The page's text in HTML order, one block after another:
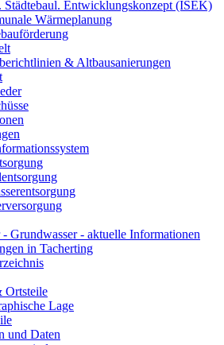
Städtebaul. Entwicklungskonzept (ISEK)
Wärmeplanung
& Altbausanierungen
Grundwasser - aktuelle Informationen
in Tacherting
Ortsteile
Lage
und Daten